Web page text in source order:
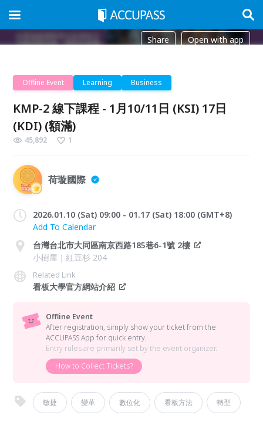
Share Open with app
Offline Event Learning Business
KMP-2 線下課程 - 1月10/11日 (KSI) 17日
(KDI) (額滿)
45,892 1
荷璇國際
2026.01.10 (Sat) 09:00 - 01.17 (Sat) 18:00 (GMT+8)
Add To Calendar
台灣台北市大同區南京西路185巷6-1號 2樓
小樹屋｜紅豆杉 204
Related Link
看板大學官方網站介紹
Offline Event
After registration, simply show your ticket from the
ACCUPASS App for quick entry.
Entry rules are primarily set by the event organizer.
How to Collect Tickets?
敏捷 變革 數位化 看板方法 轉型